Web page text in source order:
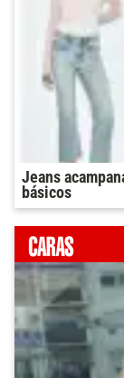
Jeans
básicos